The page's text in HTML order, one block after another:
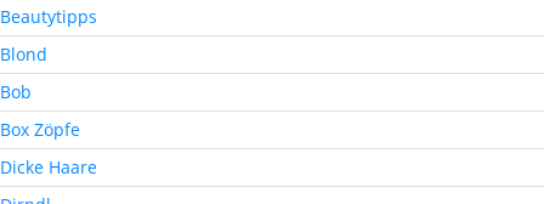
Beautytipps
Blond
Bob
Box Zöpfe
Dicke Haare